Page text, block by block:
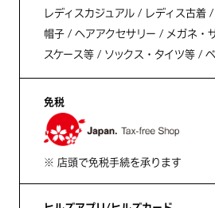
レディスカジュアル / レディス古着
帽子 / ヘアアクセサリー / メガネ・
スケース等 / ソックス・タイツ等 /
免税
※ 店頭で免税手続を承ります